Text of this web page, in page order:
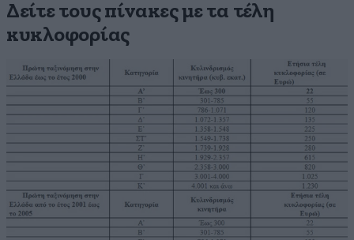
Δείτε τους πίνακες με τα τέλη
κυκλοφορίας